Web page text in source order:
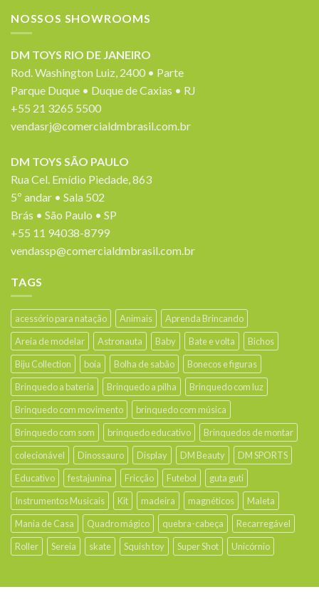
NOSSOS SHOWROOMS
DM TOYS RIO DE JANEIRO
Rod. Washington Luiz, 2400 • Parte
Parque Duque • Duque de Caxias • RJ
+55 21 3265 5500
vendasrj@comercialdmbrasil.com.br
DM TOYS SÃO PAULO
Rua Cel. Emídio Piedade, 863
5º andar • Sala 502
Brás • São Paulo • SP
+55 11 94038-8799
vendassp@comercialdmbrasil.com.br
TAGS
acessório para natação Animais
Aprenda Brincando
Areia de modelar
Astronauta Baby Bate e volta
Bichos
Biju Collection
boia Bolha de sabão
Bonecos e figuras
Brinquedo a bateria
Brinquedo a pilha
Brinquedo com luz
Brinquedo com movimento
brinquedo com música
Brinquedo com som
brinquedo educativo
Brinquedos de montar
colecionável
Dinossauro Display DM Beauty
DM SPORTS
Educativo
festajunina Fricção Futebol
guta guti
Instrumentos Musicais
Kit madeira magnéticos
Maleta
Mania de Casa
Quadro mágico quebra-cabeça
Recarregável
Roller
Sereia skate Squish toy Super Shot Unicórnio